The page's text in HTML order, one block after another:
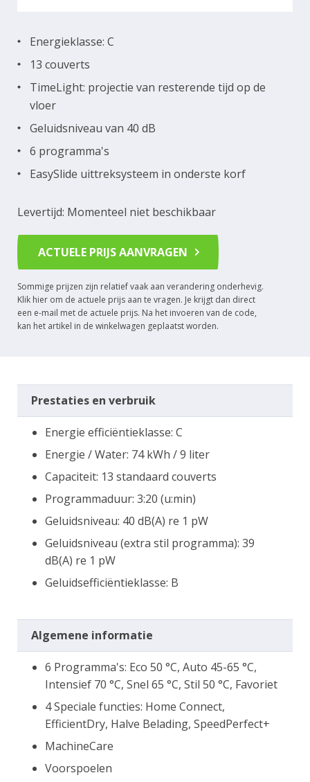
Levertijd: Momenteel niet beschikbaar
Energieklasse: C
13 couverts
TimeLight: projectie van resterende tijd op de
vloer
Geluidsniveau van 40 dB
6 programma's
EasySlide uittreksysteem in onderste korf
ACTUELE PRIJS AANVRAGEN
Sommige prijzen zijn relatief vaak aan verandering onderhevig.
Klik hier om de actuele prijs aan te vragen. Je krijgt dan direct
een e-mail met de actuele prijs. Na het invoeren van de code,
kan het artikel in de winkelwagen geplaatst worden.
Prestaties en verbruik
Energie efficiëntieklasse: C
Energie / Water: 74 kWh / 9 liter
Capaciteit: 13 standaard couverts
Programmaduur: 3:20 (u:min)
Geluidsniveau: 40 dB(A) re 1 pW
Geluidsniveau (extra stil programma): 39
dB(A) re 1 pW
Geluidsefficiëntieklasse: B
Algemene informatie
6 Programma's: Eco 50 °C, Auto 45-65 °C,
Intensief 70 °C, Snel 65 °C, Stil 50 °C, Favoriet
4 Speciale functies: Home Connect,
EfficientDry, Halve Belading, SpeedPerfect+
MachineCare
Voorspoelen